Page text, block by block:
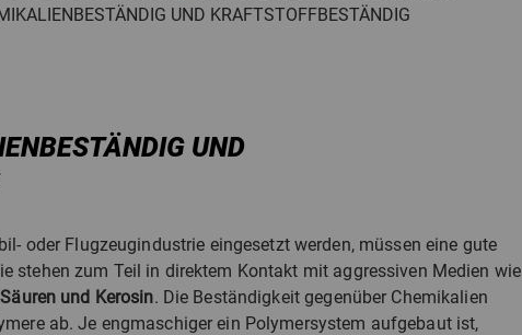
UND KRAFTSTOFFBESTÄNDIG
UND
oder Flugzeugindustrie eingesetzt werden, müssen eine gute
stehen zum Teil in direktem Kontakt mit aggressiven Medien wie
und Kerosin. Die Beständigkeit gegenüber Chemikalien
ab. Je engmaschiger ein Polymersystem aufgebaut ist,